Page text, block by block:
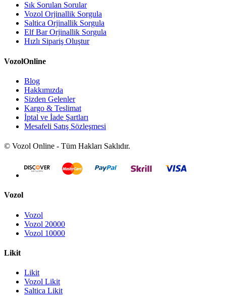
Sık Sorulan Sorular
Vozol Orjinallik Sorgula
Saltica Orjinallik Sorgula
Elf Bar Orjinallik Sorgula
Hızlı Sipariş Oluştur
VozolOnline
Blog
Hakkımızda
Sizden Gelenler
Kargo & Teslimat
İptal ve İade Şartları
Mesafeli Satış Sözleşmesi
© Vozol Online - Tüm Hakları Saklıdır.
Vozol
Vozol
Vozol 20000
Vozol 10000
Likit
Likit
Vozol Likit
Saltica Likit